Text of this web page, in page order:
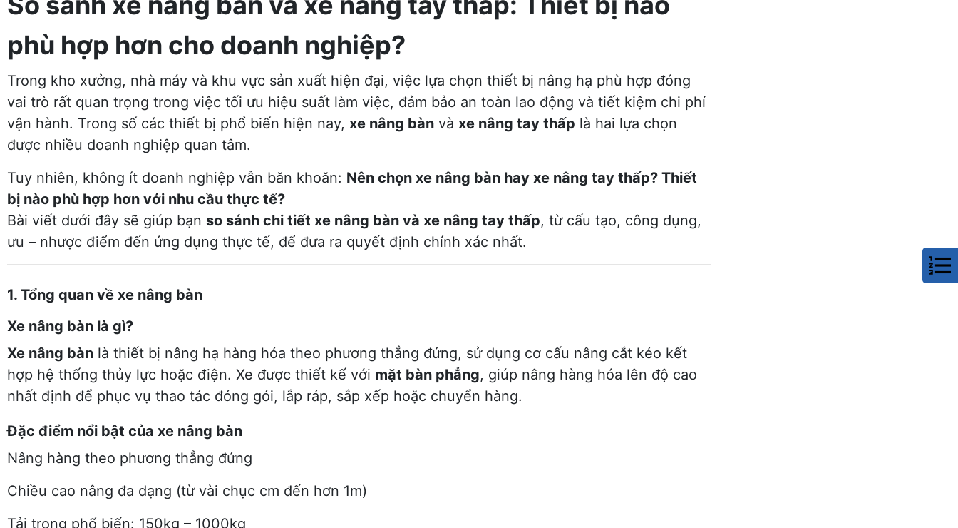
phù hợp hơn cho doanh nghiệp?
Trong kho xưởng, nhà máy và khu vực sản xuất hiện đại, việc lựa chọn thiết bị nâng hạ phù hợp đóng
vai trò rất quan trọng trong việc tối ưu hiệu suất làm việc, đảm bảo an toàn lao động và tiết kiệm chi phí
vận hành. Trong số các thiết bị phổ biến hiện nay, xe nâng bàn và xe nâng tay thấp là hai lựa chọn
được nhiều doanh nghiệp quan tâm.
Tuy nhiên, không ít doanh nghiệp vẫn băn khoăn: Nên chọn xe nâng bàn hay xe nâng tay thấp? Thiết
bị nào phù hợp hơn với nhu cầu thực tế?
Bài viết dưới đây sẽ giúp bạn so sánh chi tiết xe nâng bàn và xe nâng tay thấp, từ cấu tạo, công dụng,
ưu – nhược điểm đến ứng dụng thực tế, để đưa ra quyết định chính xác nhất.
1. Tổng quan về xe nâng bàn
Xe nâng bàn là gì?
Xe nâng bàn là thiết bị nâng hạ hàng hóa theo phương thẳng đứng, sử dụng cơ cấu nâng cắt kéo kết
hợp hệ thống thủy lực hoặc điện. Xe được thiết kế với mặt bàn phẳng, giúp nâng hàng hóa lên độ cao
nhất định để phục vụ thao tác đóng gói, lắp ráp, sắp xếp hoặc chuyển hàng.
Đặc điểm nổi bật của xe nâng bàn
Nâng hàng theo phương thẳng đứng
Chiều cao nâng đa dạng (từ vài chục cm đến hơn 1m)
Tải trọng phổ biến: 150kg – 1000kg